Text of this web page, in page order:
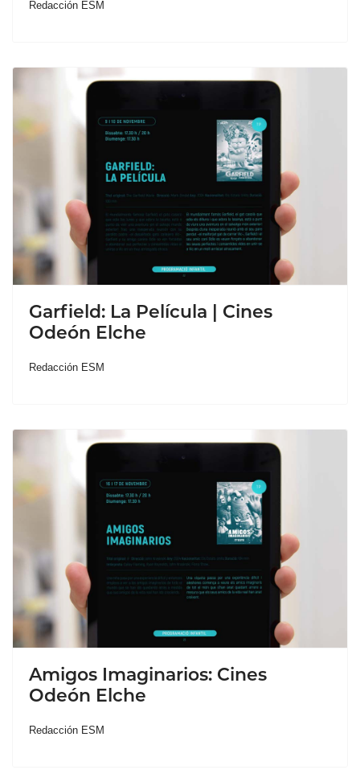
Redacción ESM
Garfield: La Película | Cines
Odeón Elche
Redacción ESM
Amigos Imaginarios: Cines
Odeón Elche
Redacción ESM